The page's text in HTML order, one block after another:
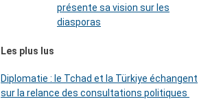
présente sa vision sur les
diasporas
Les plus lus
Diplomatie : le Tchad et la Türkiye échangent
sur la relance des consultations politiques